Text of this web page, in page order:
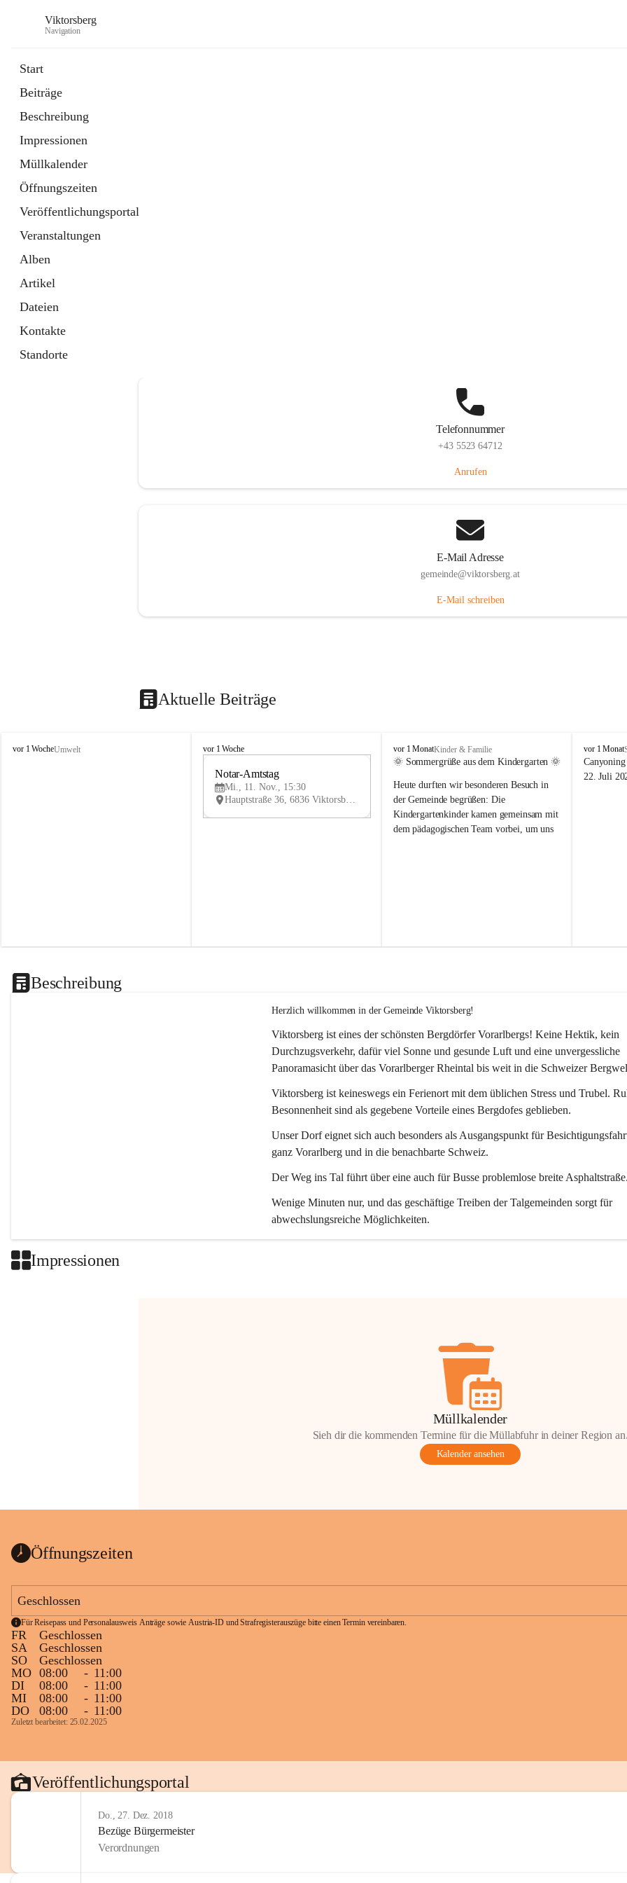
Viktorsberg
Navigation
Start
Beiträge
Beschreibung
Impressionen
Müllkalender
Öffnungszeiten
Veröffentlichungsportal
Veranstaltungen
Alben
Artikel
Dateien
Kontakte
Standorte
Telefonnummer
+43 5523 64712
Anrufen
E-Mail Adresse
gemeinde@viktorsberg.at
E-Mail schreiben
Aktuelle Beiträge
V
vor 1 WocheUmwelt
V
vor 1 Woche
V
Notar-Amtstag
Mi., 11. Nov., 15:30
Hauptstraße 36, 6836 Viktorsberg, AUT
V
i
t
o
r
s
vor 1 MonatKinder & Familie
🌞 Sommergrüße aus dem Kindergarten 🌞
Heute durften wir besonderen Besuch in
der Gemeinde begrüßen: Die
Kindergartenkinder kamen gemeinsam mit
dem pädagogischen Team vorbei, um uns
V
i
k
vor 1 Monat
22. Juli
Beschreibung
Herzlich willkommen in der Gemeinde Viktorsberg!
Viktorsberg ist eines der schönsten Bergdörfer Vorarlbergs! Keine Hektik, kein
Durchzugsverkehr, dafür viel Sonne und gesunde Luft und eine unvergessliche
Panoramasicht über das Vorarlberger Rheintal bis weit in die Schweizer
Viktorsberg ist keineswegs ein Ferienort mit dem üblichen Stress und Trubel.
Besonnenheit sind als gegebene Vorteile eines Bergdofes geblieben.
Unser Dorf eignet sich auch besonders als Ausgangspunkt für
ganz Vorarlberg und in die benachbarte Schweiz.
Der Weg ins Tal führt über eine auch für Busse problemlose breite
Wenige Minuten nur, und das geschäftige Treiben der Talgemeinden sorgt für
abwechslungsreiche Möglichkeiten.
Impressionen
Müllkalender
Sieh dir die kommenden Termine für die Müllabfuhr in deiner Region
Kalender ansehen
Öffnungszeiten
Geschlossen
Für Reisepass und Personalausweis Anträge sowie Austria-ID und Strafregisterauszüge bitte einen Termin vereinbaren.
FR
Geschlossen
SA
Geschlossen
SO
Geschlossen
MO 08:00 - 11:00
DI
08:00 - 11:00
MI
08:00 - 11:00
DO
08:00 - 11:00
Zuletzt bearbeitet: 25.02.2025
Veröffentlichungsportal
Do., 27. Dez. 2018
Bezüge Bürgermeister
Verordnungen